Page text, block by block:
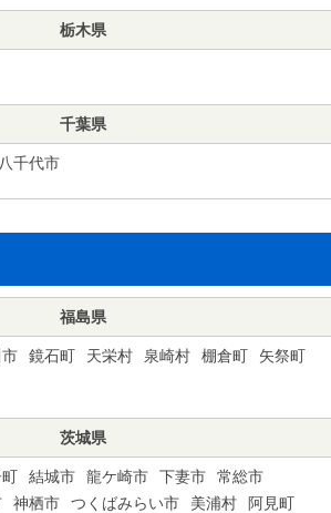
栃木県
千葉県
八千代市
福島県
鏡石町 天栄村 泉崎村 棚倉町
矢祭町
茨城県
結城市 龍ケ崎市 下妻市
常総市
神栖市 つくばみらい市 美浦村
阿見町